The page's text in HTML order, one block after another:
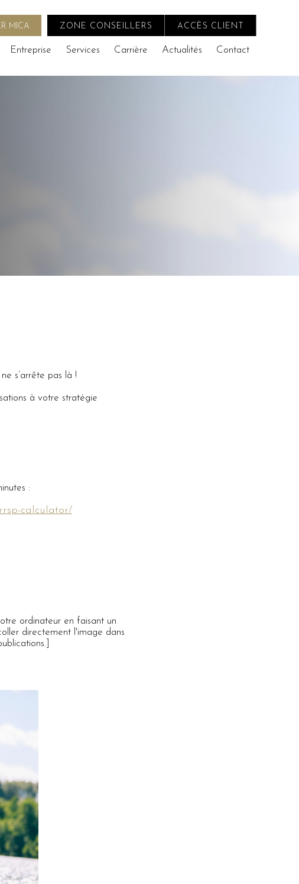
MICA ZONE CONSEILLERS ACCÈS CLIENT
Entreprise Services Carrière Actualités Contact
s’arrête pas là !
à votre stratégie
:
calculator/
ordinateur en faisant un
directement l'image dans